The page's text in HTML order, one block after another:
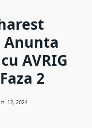
AVRIG
2
12, 2024